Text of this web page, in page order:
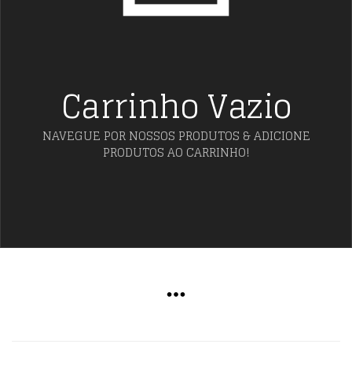
Carrinho Vazio
NAVEGUE POR NOSSOS PRODUTOS & ADICIONE
PRODUTOS AO CARRINHO!